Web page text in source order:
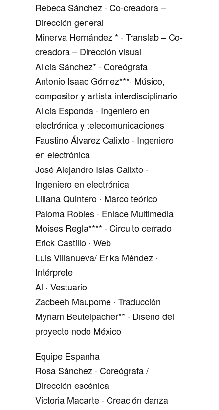
Rebeca Sánchez · Co-creadora –
Dirección general
Minerva Hernández * · Translab – Co-
creadora – Dirección visual
Alicia Sánchez* · Coreógrafa
Antonio Isaac Gómez***· Músico,
compositor y artista interdisciplinario
Alicia Esponda · Ingeniero en
electrónica y telecomunicaciones
Faustino Álvarez Calixto · Ingeniero
en electrónica
José Alejandro Islas Calixto ·
Ingeniero en electrónica
Liliana Quintero · Marco teórico
Paloma Robles · Enlace Multimedia
Moises Regla**** · Circuito cerrado
Erick Castillo · Web
Luis Villanueva/ Erika Méndez ·
Intérprete
Al · Vestuario
Zacbeeh Maupomé · Traducción
Myriam Beutelpacher** · Diseño del
proyecto nodo México
Equipe Espanha
Rosa Sánchez · Coreógrafa /
Dirección escénica
Victoria Macarte · Creación danza